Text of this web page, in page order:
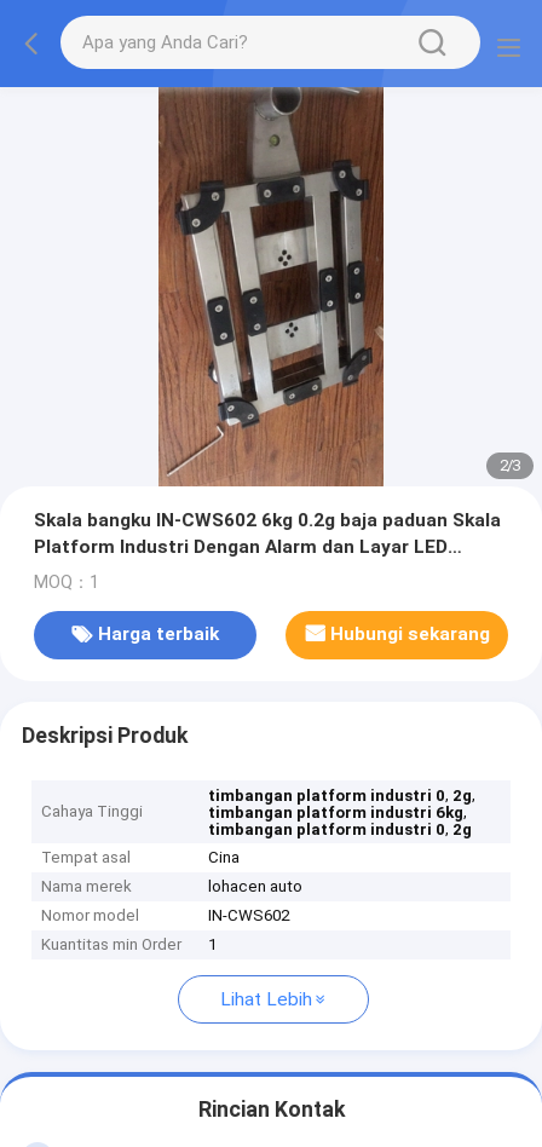
2/3
Skala bangku IN-CWS602 6kg 0.2g baja paduan Skala
Platform Industri Dengan Alarm dan Layar LED
320*240mm
MOQ：1
Harga terbaik Hubungi sekarang
Deskripsi Produk
Cahaya Tinggi
timbangan platform industri 0, 2g,
timbangan platform industri 6kg,
timbangan platform industri 0, 2g
Tempat asal
Cina
Nama merek
lohacen auto
Nomor model
IN-CWS602
Kuantitas min Order
1
Lihat Lebih
Rincian Kontak